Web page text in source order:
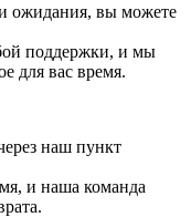
ожидания, вы можете
поддержки, и мы
для вас время.
наш пункт
и наша команда